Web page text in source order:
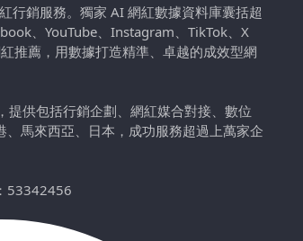
行銷服務。獨家 AI 網紅數據資料庫囊括超
、YouTube、Instagram、TikTok、X
推薦，用數據打造精準、卓越的成效型網
供包括行銷企劃、網紅媒合對接、數位
馬來西亞、日本，成功服務超過上萬家企
53342456